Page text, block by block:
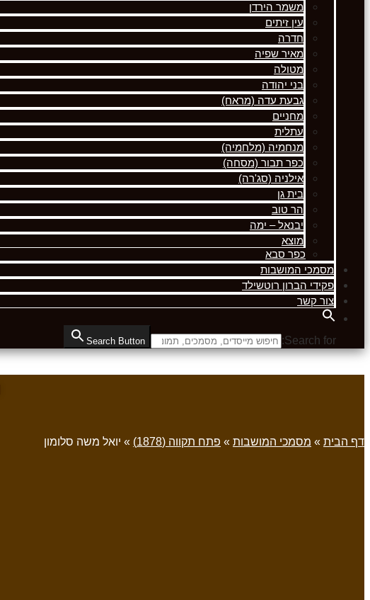
משמר הירדן
עין זיתים
חדרה
מאיר שפיה
מטולה
בני יהודה
גבעת עדה (מראח)
מחניים
עתלית
מנחמיה (מלחמיה)
כפר תבור (מסחה)
אילניה (סג'רה)
בית גן
הר טוב
יבנאל – ימה
מוצא
כפר סבא
מסמכי המושבות
פקידי הברון רוטשילד
צור קשר
Search for:
Search Button
דף הבית » מסמכי המושבות » פתח תקווה (1878) » יואל משה סלומון